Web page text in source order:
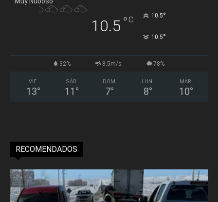
10.5 °C 10.5°
10.5°
32% 8.5m/s 78%
VIE
13°
SÁB
11 °
DOM
7°
LUN
8°
MAR
10°
RECOMENDADOS